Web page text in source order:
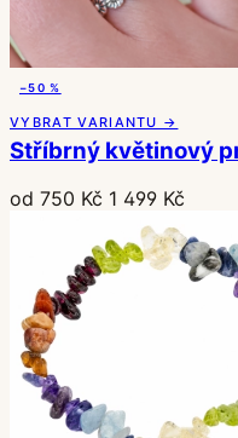
−50 %
VYBRAT VARIANTU →
Stříbrný květinový
od 750 Kč 1 499 Kč